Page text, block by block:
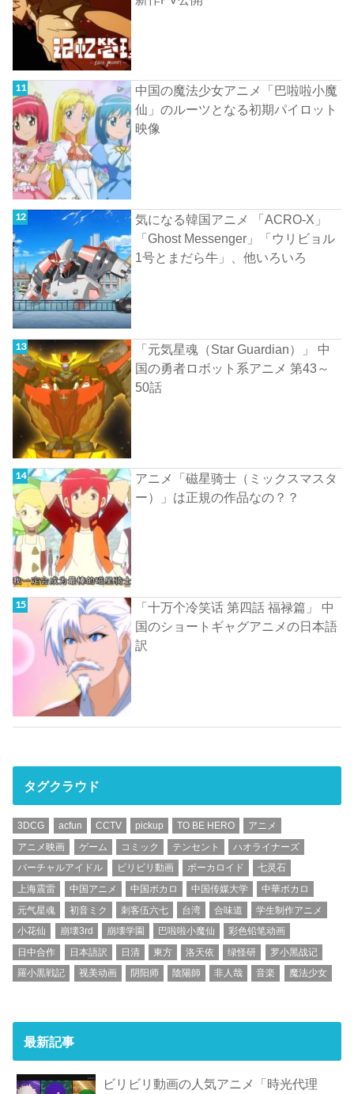
中国の魔法少女アニメ「巴啦啦小魔
仙」のルーツとなる初期パイロット
映像
気になる韓国アニメ 「ACRO-X」
「Ghost Messenger」「ウリビョル
1号とまだら牛」、他いろいろ
「元気星魂（Star Guardian）」 中
国の勇者ロボット系アニメ 第43～
50話
アニメ「磁星骑士（ミックスマスタ
ー）」は正規の作品なの？？
「十万个冷笑话 第四話 福禄篇」 中
国のショートギャグアニメの日本語
訳
タグクラウド
3DCG acfun CCTV pickup TO BE HERO
アニメ
アニメ映画
ゲーム コミック テンセント
ハオライナーズ
バーチャルアイドル
ビリビリ動画 ボーカロイド
七灵石
上海震雷
中国アニメ 中国ボカロ 中国传媒大学
中華ボカロ
元气星魂
初音ミク 刺客伍六七 台湾 合味道
学生制作アニメ
小花仙
崩壊3rd 崩壊学園 巴啦啦小魔仙
彩色铅笔动画
日中合作
日本語訳 日清 東方 洛天依 绿怪研
罗小黑战记
羅小黒戦記
视美动画 阴阳师 陰陽師 非人哉 音楽 魔法少女
最新記事
ビリビリ動画の人気アニメ「時光代理